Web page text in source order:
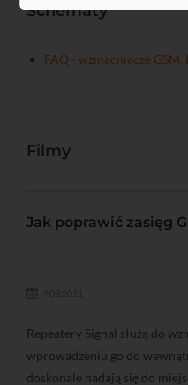
Schematy
FAQ - wzmacniacze GSM,
Filmy
Jak poprawić zasięg
Repeatery Signal służą do
wprowadzeniu go do
doskonale nadają się do